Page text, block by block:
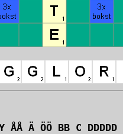
ÅÅ Ä ÖÖ BB C